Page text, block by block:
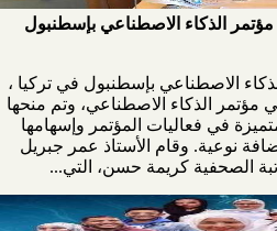
الذكاء الاصطناعي بإسطنبول
الاصطناعي بإسطنبول في تركيا ،
مؤتمر الذكاء الاصطناعي، وتم منحها
في فعاليات المؤتمر وإسهامها
نوعية. وقام الأستاذ عمر جبريل
الصحفية كريمة حسن، التي...